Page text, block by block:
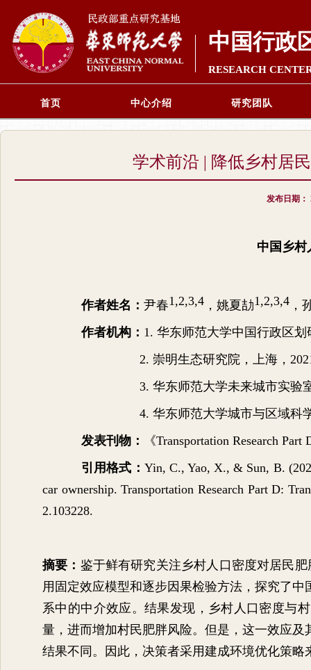
中国行政
RESEARCH
首页 中心介绍 研究团队
学术前沿 | 降低乡村居
发布日期：
中国乡村
作者姓名： 尹春1,2,3,4 ，姚夏劼1,2,3,4 ，
作者机构： 1. 华东师范大学中国行政区
2. 崇明生态研究院，上海，
3. 华东师范大学未来城市实验
4. 华东师范大学城市与区域科
发表刊物：
《Transportation Research Part
引用格式： Yin, C., Yao, X., & Sun, B.
car ownership. Transportation Research Part D:
2.103228.
摘要： 鉴于鲜有研究关注乡村人口密度对居民
用固定效应模型和逐步因果检验方法，探究了
系中的中介效应。结果发现，乡村人口密度与
量，进而增加村民肥胖风险。但是，这一效应
结果不同。因此，决策者采用建成环境优化策